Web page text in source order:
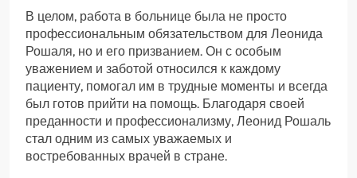
В целом, работа в больнице была не просто
профессиональным обязательством для Леонида
Рошаля, но и его призванием. Он с особым
уважением и заботой относился к каждому
пациенту, помогал им в трудные моменты и всегда
был готов прийти на помощь. Благодаря своей
преданности и профессионализму, Леонид Рошаль
стал одним из самых уважаемых и
востребованных врачей в стране.